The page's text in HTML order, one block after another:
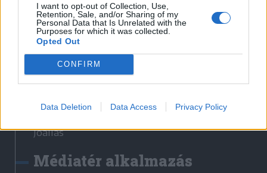
I want to opt-out of Collection, Use,
Retention, Sale, and/or Sharing of my
Personal Data that Is Unrelated with the
Purposes for which it was collected.
Opted Out
CONFIRM
Data Deletion Data Access Privacy Policy
Székely Sport
Liget
Bihari Napló
Erdélyi Napló
Főtér
Jóállás
Médiatér alkalmazás